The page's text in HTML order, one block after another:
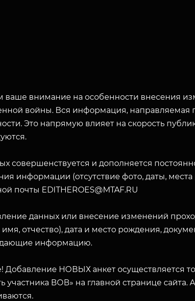
внимание на особенности внесения
войны. Вся информация, направляемая
Это напрямую влияет на скорость
совершенствуется и дополняется
информации (отсутствие фото, даты,
почты EDITHEROES@MTAF.RU
данных или внесение изменений
отчество), дата и место рождения,
информацию.
Добавление НОВЫХ анкет осуществляется
участника ВОВ» на главной странице